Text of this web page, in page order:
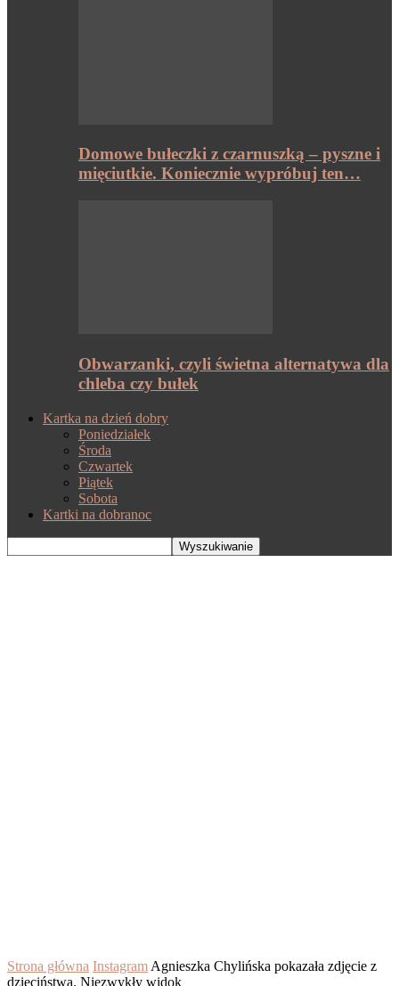
Domowe bułeczki z czarnuszką – pyszne i
mięciutkie. Koniecznie wypróbuj ten…
Obwarzanki, czyli świetna alternatywa dla
chleba czy bułek
Kartka na dzień dobry
Poniedziałek
Środa
Czwartek
Piątek
Sobota
Kartki na dobranoc
Strona główna Instagram Agnieszka Chylińska pokazała zdjęcie z
dzieciństwa. Niezwykły widok